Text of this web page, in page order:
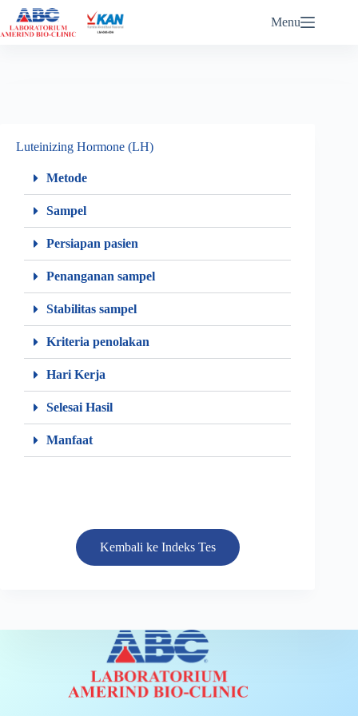
ABC eReports Login
Menu
Luteinizing Hormone (LH)
Metode
Sampel
Persiapan pasien
Penanganan sampel
Stabilitas sampel
Kriteria penolakan
Hari Kerja
Selesai Hasil
Manfaat
Kembali ke Indeks Tes